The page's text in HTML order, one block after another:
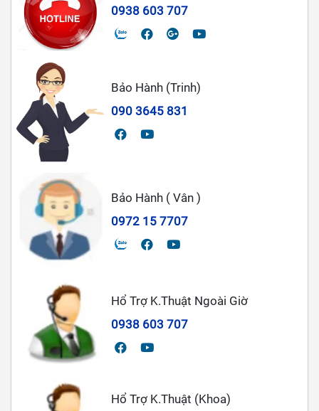
0938 603 707
Bảo Hành (Trinh)
090 3645 831
Bảo Hành ( Vân )
0972 15 7707
Hổ Trợ K.Thuật Ngoài Giờ
0938 603 707
Hổ Trợ K.Thuật (Khoa)